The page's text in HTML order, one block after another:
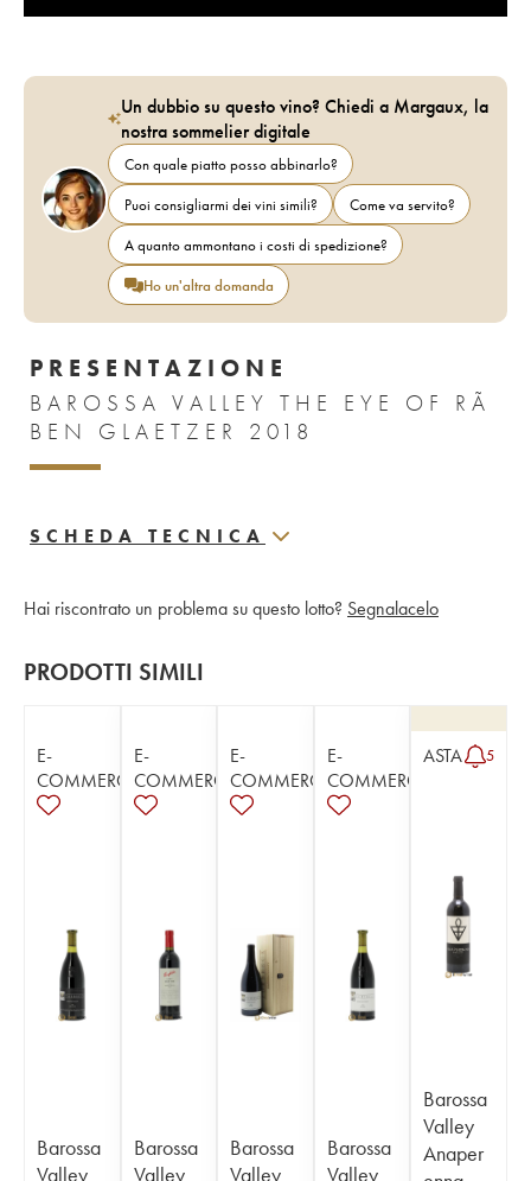
Un dubbio su questo vino? Chiedi a Margaux, la
nostra sommelier digitale
Con quale piatto posso abbinarlo?
Puoi consigliarmi dei vini simili?
Come va servito?
A quanto ammontano i costi di spedizione?
Ho un'altra domanda
PRESENTAZIONE
BAROSSA VALLEY THE EYE OF RÃ
BEN GLAETZER 2018
SCHEDA TECNICA
Hai riscontrato un problema su questo lotto? Segnalacelo
PRODOTTI SIMILI
E-
COMMERCE
Barossa
Valley
E-
COMMERCE
Barossa
Valley
E-
COMMERCE
Barossa
Valley
E-
COMMERCE
Barossa
Valley
ASTA 5
Barossa
Valley
Anaper